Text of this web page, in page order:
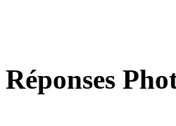
Réponses